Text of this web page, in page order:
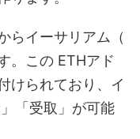
らイーサリアム（
。この ETHアド
けられており、イ
「受取」が可能